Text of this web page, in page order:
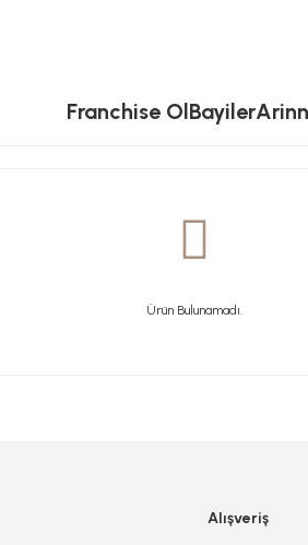
Franchise OlBayiler
Ürün Bulunamadı.
Alışveriş